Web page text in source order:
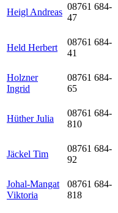
Heigl Andreas
08761 684-
47
Held Herbert
08761 684-
41
Holzner
Ingrid
08761 684-
65
Hüther Julia
08761 684-
810
Jäckel Tim
08761 684-
92
Johal-Mangat
Viktoria
08761 684-
818